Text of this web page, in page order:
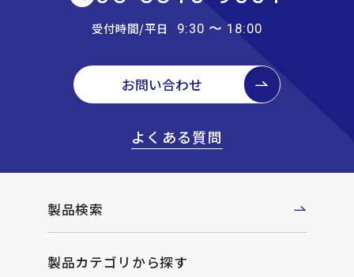
受付時間/平日 9:30 〜 18:00
お問い合わせ
よくある質問
製品検索
製品カテゴリから探す